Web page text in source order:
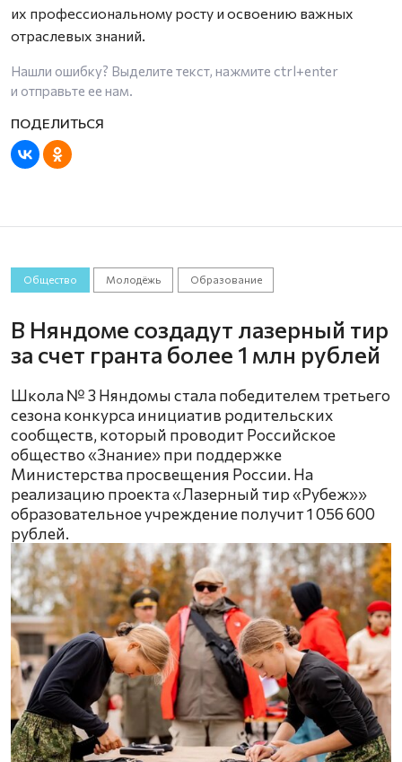
их профессиональному росту и освоению важных
отраслевых знаний.
Нашли ошибку? Выделите текст, нажмите ctrl+enter
и отправьте ее нам.
Общество Молодёжь Образование
В Няндоме создадут лазерный тир
за счет гранта более 1 млн рублей
Школа № 3 Няндомы стала победителем третьего
сезона конкурса инициатив родительских
сообществ, который проводит Российское
общество «Знание» при поддержке
Министерства просвещения России. На
реализацию проекта «Лазерный тир «Рубеж»»
образовательное учреждение получит 1 056 600
рублей.